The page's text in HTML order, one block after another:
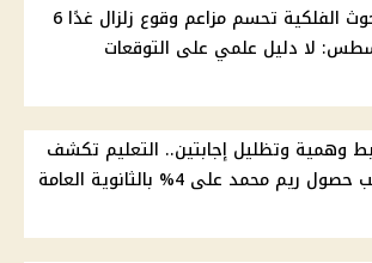
البحوث الفلكية تحسم مزاعم وقوع زلزال غدًا 6
لا دليل علمي على التوقعات
وهمية وتظليل إجابتين.. التعليم تكشف
ريم محمد على 4% بالثانوية العامة